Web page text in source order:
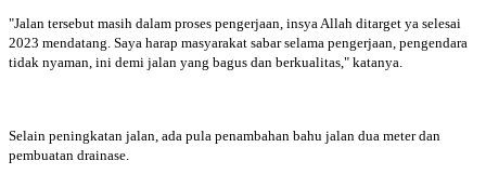
"Jalan tersebut masih dalam proses pengerjaan, insya Allah ditarget ya selesai
2023 mendatang. Saya harap masyarakat sabar selama pengerjaan, pengendara
tidak nyaman, ini demi jalan yang bagus dan berkualitas," katanya.
Selain peningkatan jalan, ada pula penambahan bahu jalan dua meter dan
pembuatan drainase.